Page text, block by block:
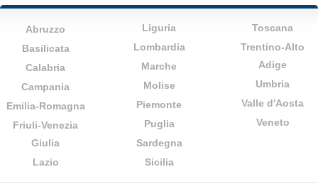
Abruzzo
Basilicata
Calabria
Campania
Emilia-Romagna
Friuli-Venezia
Giulia
Lazio
Liguria
Lombardia
Marche
Molise
Piemonte
Puglia
Sardegna
Sicilia
Toscana
Trentino-Alto
Adige
Umbria
Valle d'Aosta
Veneto